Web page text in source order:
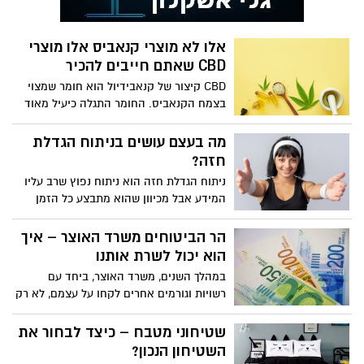
הטלפון הנייד או המחשב. ועדיין, ישנו דבר
קורקינט והוא עניין הבטיחות.
אלו לא מוצרי קנאביס אלו מוצרי
CBD שאתם חייבים להכיר
CBD קיצור של קנאבידיול הוא חומר שמצוי
בצמח הקנאביס. החומר התגלה כיעיל מאוד
לצורך טיפול במגוון רחב של טיפולים רפואיים
ומחלות שונות במדינות שונות. בכל מדינות
האיחוד האירופאי ניתן לרכוש בצורה קלה
הללו גם בישראל.
מה בעצם עושים בניתוח הגדלת
חזה?
ניתוח הגדלת חזה הוא ניתוח נפוץ שרב עליו
המידע אבל מכיוון שהוא מתבצע כל הזמן
בטכנולוגיות חדשות שמחליפות את הישנות,
מומלץ תמיד להתעדכן במידע עכשווי עליו.
כשרוצים לדעת בדיוק במה זה כרוך ומה
מומלץ לפנות רק למי שבאמת מוסמך לתת לכן
את המידע הזה כדי להבין טוב יותר מהם
בעצם השתלים ומה חשוב לדעת עליהם. אתר
כזה הוא מדיקו, אתר שבו רק רופאים ואנשי
מקצוע בתחום נותנים מידע ומוסמכים לענות
הר הביטוחים משרד האוצר – איך
הוא יכול לשרת אותנו
במהלך השנים, משרד האוצר, ביחד עם
רשויות וגורמים אחרים לקחו על עצמם, לא רק
התפקיד של ניהול כספי המדינה, אלא גם
תפקידים נוספים, כמו למשל, חינוך הציבור
להתנהלות כלכלית נכונה וכן לשמור על הכסף
שטיחוני מטבח – כיצד לבחור את
השטיחון הנכון?